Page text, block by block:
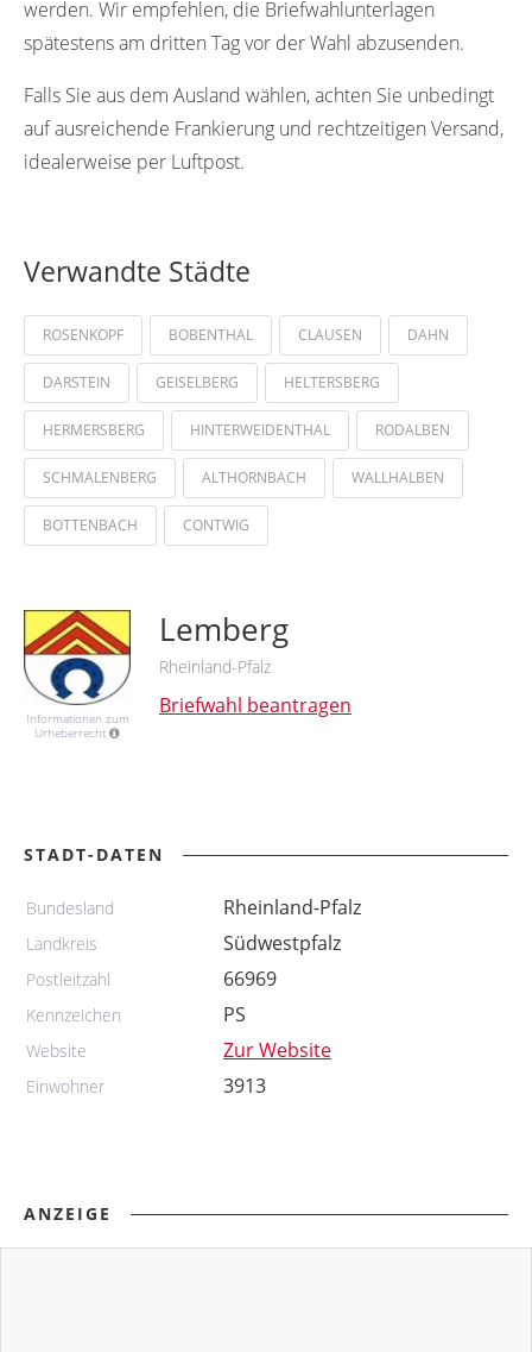
werden. Wir empfehlen, die Briefwahlunterlagen
spätestens am dritten Tag vor der Wahl abzusenden.
Falls Sie aus dem Ausland wählen, achten Sie unbedingt
auf ausreichende Frankierung und rechtzeitigen Versand,
idealerweise per Luftpost.
Verwandte Städte
ROSENKOPF BOBENTHAL CLAUSEN DAHN
DARSTEIN GEISELBERG HELTERSBERG
HERMERSBERG HINTERWEIDENTHAL RODALBEN
SCHMALENBERG ALTHORNBACH WALLHALBEN
BOTTENBACH CONTWIG
Informationen zum
Urheberrecht
Lemberg
Rheinland-Pfalz
Briefwahl beantragen
STADT-DATEN
Bundesland Rheinland-Pfalz
Landkreis Südwestpfalz
Postleitzahl 66969
Kennzeichen PS
Website Zur Website
Einwohner 3913
ANZEIGE